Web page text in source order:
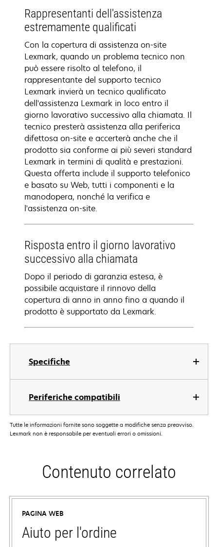
Specifiche
Periferiche compatibili
Rappresentanti dell'assistenza
estremamente qualificati
Con la copertura di assistenza on-site
Lexmark, quando un problema tecnico non
può essere risolto al telefono, il
rappresentante del supporto tecnico
Lexmark invierà un tecnico qualificato
dell'assistenza Lexmark in loco entro il
giorno lavorativo successivo alla chiamata. Il
tecnico presterà assistenza alla periferica
difettosa on-site e accerterà anche che il
prodotto sia conforme ai più severi standard
Lexmark in termini di qualità e prestazioni.
Questa offerta include il supporto telefonico
e basato su Web, tutti i componenti e la
manodopera, nonché la verifica e
l'assistenza on-site.
Risposta entro il giorno lavorativo
successivo alla chiamata
Dopo il periodo di garanzia estesa, è
possibile acquistare il rinnovo della
copertura di anno in anno fino a quando il
prodotto è supportato da Lexmark.
Tutte le informazioni fornite sono soggette a modifiche senza preavviso.
Lexmark non è responsabile per eventuali errori o omissioni.
Contenuto correlato
PAGINA WEB
Aiuto per l'ordine